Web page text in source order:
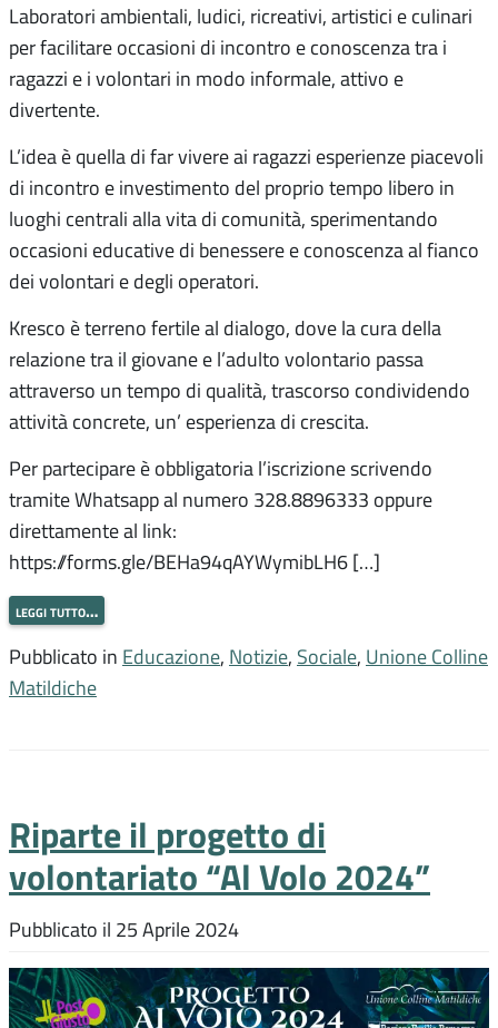
Laboratori ambientali, ludici, ricreativi, artistici e culinari
per facilitare occasioni di incontro e conoscenza tra i
ragazzi e i volontari in modo informale, attivo e
divertente.
L’idea è quella di far vivere ai ragazzi esperienze piacevoli
di incontro e investimento del proprio tempo libero in
luoghi centrali alla vita di comunità, sperimentando
occasioni educative di benessere e conoscenza al fianco
dei volontari e degli operatori.
Kresco è terreno fertile al dialogo, dove la cura della
relazione tra il giovane e l’adulto volontario passa
attraverso un tempo di qualità, trascorso condividendo
attività concrete, un’ esperienza di crescita.
Per partecipare è obbligatoria l’iscrizione scrivendo
tramite Whatsapp al numero 328.8896333 oppure
direttamente al link:
https://forms.gle/BEHa94qAYWymibLH6 […]
leggi tutto…
Pubblicato in Educazione, Notizie, Sociale, Unione Colline
Matildiche
Riparte il progetto di
volontariato “Al Volo 2024”
Pubblicato il 25 Aprile 2024